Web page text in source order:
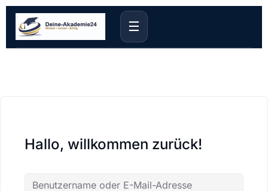
☰
Hallo, willkommen zurück!